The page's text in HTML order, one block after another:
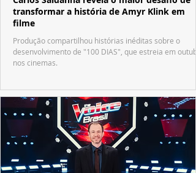
transformar a história de Amyr Klink em
filme
Produção compartilhou histórias inéditas sobre o
desenvolvimento de "100 DIAS", que estreia em
nos cinemas.